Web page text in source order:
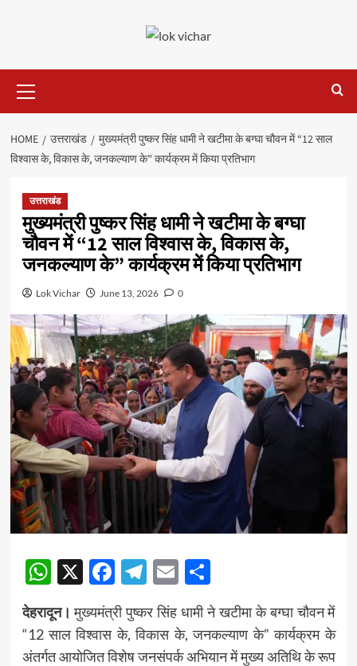
Menu
HOME उत्तराखंड
मुख्यमंत्री पुष्कर सिंह धामी ने खटीमा के बग्घा चौवन में “12 साल
विश्वास के, विकास के, जनकल्याण के” कार्यक्रम में किया प्रतिभाग
उत्तराखंड
मुख्यमंत्री पुष्कर सिंह धामी ने खटीमा के बग्घा
चौवन में “12 साल विश्वास के, विकास के,
जनकल्याण के” कार्यक्रम में किया प्रतिभाग
Lok Vichar June 13, 2026 0
WhatsApp
X Facebook
Telegram
EmailShare
देहरादून। मुख्यमंत्री पुष्कर सिंह धामी ने खटीमा के बग्घा चौवन में
“12 साल विश्वास के, विकास के, जनकल्याण के” कार्यक्रम के
अंतर्गत आयोजित विशेष जनसंपर्क अभियान में मुख्य अतिथि के रूप